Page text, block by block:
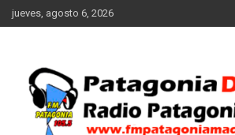
Saltar
al
jueves, agosto 6, 2026